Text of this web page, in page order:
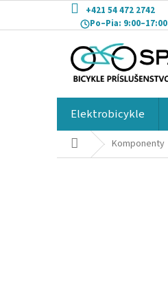
obsah
+421 54 472 2742
Po–Pia: 9:00–17:00
Elektrobicykle
DomovKomponenty